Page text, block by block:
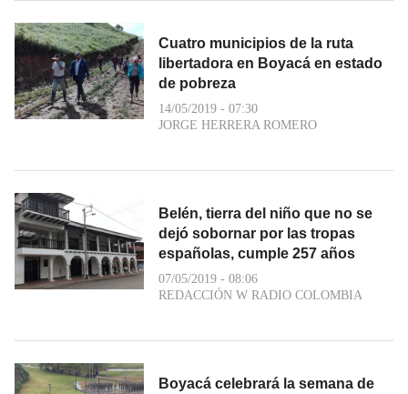
Cuatro municipios de la ruta
libertadora en Boyacá en estado
de pobreza
14/05/2019 - 07:30
JORGE HERRERA ROMERO
Belén, tierra del niño que no se
dejó sobornar por las tropas
españolas, cumple 257 años
07/05/2019 - 08:06
REDACCIÓN W RADIO COLOMBIA
Boyacá celebrará la semana de